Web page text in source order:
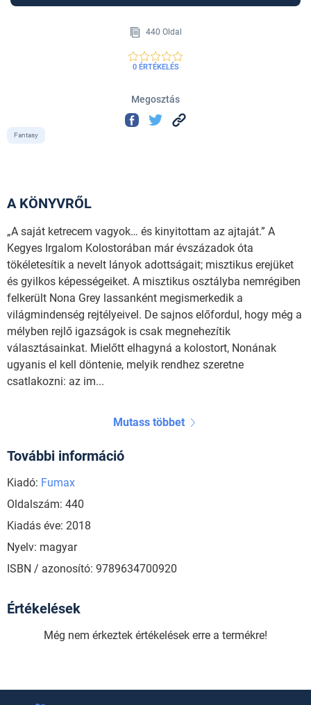
440 Oldal
0 ÉRTÉKELÉS
Megosztás
Fantasy
A KÖNYVRŐL
„A saját ketrecem vagyok… és kinyitottam az ajtaját.” A
Kegyes Irgalom Kolostorában már évszázadok óta
tökéletesítik a nevelt lányok adottságait; misztikus erejüket
és gyilkos képességeiket. A misztikus osztályba nemrégiben
felkerült Nona Grey lassanként megismerkedik a
világmindenség rejtélyeivel. De sajnos előfordul, hogy még a
mélyben rejlő igazságok is csak megnehezítik
választásainkat. Mielőtt elhagyná a kolostort, Nonának
ugyanis el kell döntenie, melyik rendhez szeretne
csatlakozni: az im...
Mutass többet
További információ
Kiadó: Fumax
Oldalszám: 440
Kiadás éve: 2018
Nyelv: magyar
ISBN / azonosító: 9789634700920
Értékelések
Még nem érkeztek értékelések erre a termékre!